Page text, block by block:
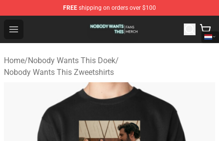
FREE shipping on orders over $100
Open menu
Nobody Wants This Shop - Official Nobody Wants This
Home/Nobody Wants This Doek/
Nobody Wants This Zweetshirts